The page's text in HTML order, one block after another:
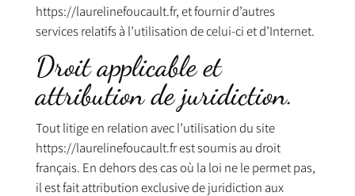
https://laurelinefoucault.fr, et fournir d’autres
services relatifs à l’utilisation de celui-ci et d’Internet.
Droit applicable et
attribution de juridiction.
Tout litige en relation avec l’utilisation du site
https://laurelinefoucault.fr est soumis au droit
français. En dehors des cas où la loi ne le permet pas,
il est fait attribution exclusive de juridiction aux